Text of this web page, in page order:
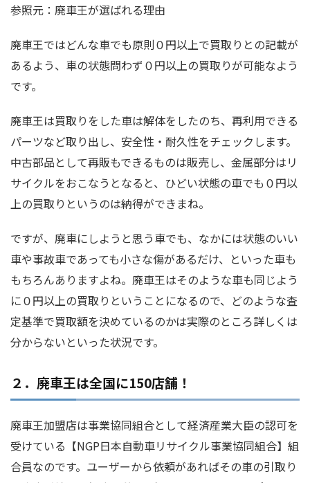
参照元：廃車王が選ばれる理由
廃車王ではどんな車でも原則０円以上で買取りとの記載が
あるよう、車の状態問わず０円以上の買取りが可能なよう
です。
廃車王は買取りをした車は解体をしたのち、再利用できる
パーツなど取り出し、安全性・耐久性をチェックします。
中古部品として再販もできるものは販売し、金属部分はリ
サイクルをおこなうとなると、ひどい状態の車でも０円以
上の買取りというのは納得ができまね。
ですが、廃車にしようと思う車でも、なかには状態のいい
車や事故車であっても小さな傷があるだけ、といった車も
もちろんありますよね。廃車王はそのような車も同じよう
に０円以上の買取りということになるので、どのような査
定基準で買取額を決めているのかは実際のところ詳しくは
分からないといった状況です。
２．廃車王は全国に150店舗！
廃車王加盟店は事業協同組合として経済産業大臣の認可を
受けている【NGP日本自動車リサイクル事業協同組合】組
合員なのです。ユーザーから依頼があればその車の引取り